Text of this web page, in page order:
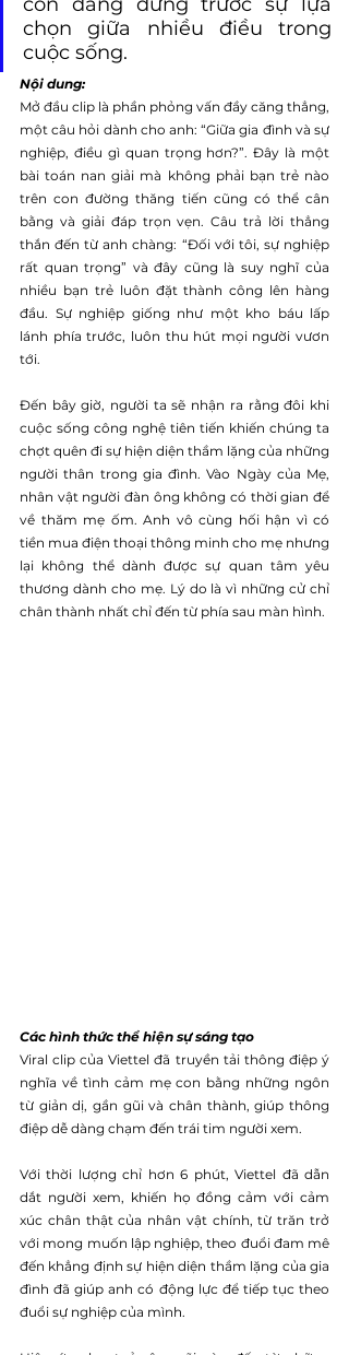
chọn giữa nhiều điều trong
cuộc sống.
Nội dung:
Mở đầu clip là phần phỏng vấn đầy căng thẳng,
một câu hỏi dành cho anh: “Giữa gia đình và sự
nghiệp, điều gì quan trọng hơn?”. Đây là một
bài toán nan giải mà không phải bạn trẻ nào
trên con đường thăng tiến cũng có thể cân
bằng và giải đáp trọn vẹn. Câu trả lời thẳng
thắn đến từ anh chàng: “Đối với tôi, sự nghiệp
rất quan trọng” và đây cũng là suy nghĩ của
nhiều bạn trẻ luôn đặt thành công lên hàng
đầu. Sự nghiệp giống như một kho báu lấp
lánh phía trước, luôn thu hút mọi người vươn
tới.
Đến bây giờ, người ta sẽ nhận ra rằng đôi khi
cuộc sống công nghệ tiên tiến khiến chúng ta
chợt quên đi sự hiện diện thầm lặng của những
người thân trong gia đình. Vào Ngày của Mẹ,
nhân vật người đàn ông không có thời gian để
về thăm mẹ ốm. Anh vô cùng hối hận vì có
tiền mua điện thoại thông minh cho mẹ nhưng
lại không thể dành được sự quan tâm yêu
thương dành cho mẹ. Lý do là vì những cử chỉ
chân thành nhất chỉ đến từ phía sau màn hình.
Các hình thức thể hiện sự sáng tạo
Viral clip của Viettel đã truyền tải thông điệp ý
nghĩa về tình cảm mẹ con bằng những ngôn
từ giản dị, gần gũi và chân thành, giúp thông
điệp dễ dàng chạm đến trái tim người xem.
Với thời lượng chỉ hơn 6 phút, Viettel đã dẫn
dắt người xem, khiến họ đồng cảm với cảm
xúc chân thật của nhân vật chính, từ trăn trở
với mong muốn lập nghiệp, theo đuổi đam mê
đến khẳng định sự hiện diện thầm lặng của gia
đình đã giúp anh có động lực để tiếp tục theo
đuổi sự nghiệp của mình.